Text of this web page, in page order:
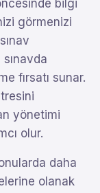
bilgi
görmenizi
sınavda
fırsatı sunar.
yönetimi
olur.
daha
olanak